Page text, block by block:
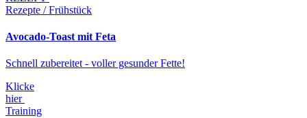
Rezepte / Frühstück
Avocado-Toast mit Feta
Schnell zubereitet - voller gesunder Fette!
Klicke
hier
Training